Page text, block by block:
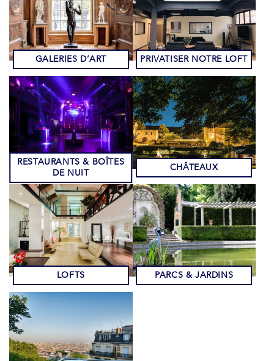
GALERIES D’ART PRIVATISER NOTRE LOFT
RESTAURANTS & BOÎTES
DE NUIT
CHÂTEAUX
LOFTS PARCS & JARDINS